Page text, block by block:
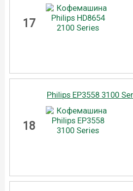
17
18
Philips EP3558 3100